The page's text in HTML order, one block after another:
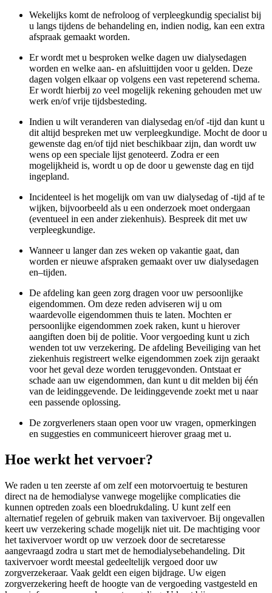
Wekelijks komt de nefroloog of verpleegkundig specialist bij
u langs tijdens de behandeling en, indien nodig, kan een extra
afspraak gemaakt worden.
Er wordt met u besproken welke dagen uw dialysedagen
worden en welke aan- en afsluittijden voor u gelden. Deze
dagen volgen elkaar op volgens een vast repeterend schema.
Er wordt hierbij zo veel mogelijk rekening gehouden met uw
werk en/of vrije tijdsbesteding.
Indien u wilt veranderen van dialysedag en/of -tijd dan kunt u
dit altijd bespreken met uw verpleegkundige. Mocht de door u
gewenste dag en/of tijd niet beschikbaar zijn, dan wordt uw
wens op een speciale lijst genoteerd. Zodra er een
mogelijkheid is, wordt u op de door u gewenste dag en tijd
ingepland.
Incidenteel is het mogelijk om van uw dialysedag of -tijd af te
wijken, bijvoorbeeld als u een onderzoek moet ondergaan
(eventueel in een ander ziekenhuis). Bespreek dit met uw
verpleegkundige.
Wanneer u langer dan zes weken op vakantie gaat, dan
worden er nieuwe afspraken gemaakt over uw dialysedagen
en–tijden.
De afdeling kan geen zorg dragen voor uw persoonlijke
eigendommen. Om deze reden adviseren wij u om
waardevolle eigendommen thuis te laten. Mochten er
persoonlijke eigendommen zoek raken, kunt u hierover
aangiften doen bij de politie. Voor vergoeding kunt u zich
wenden tot uw verzekering. De afdeling Beveiliging van het
ziekenhuis registreert welke eigendommen zoek zijn geraakt
voor het geval deze worden teruggevonden. Ontstaat er
schade aan uw eigendommen, dan kunt u dit melden bij één
van de leidinggevende. De leidinggevende zoekt met u naar
een passende oplossing.
De zorgverleners staan open voor uw vragen, opmerkingen
en suggesties en communiceert hierover graag met u.
Hoe werkt het vervoer?
We raden u ten zeerste af om zelf een motorvoertuig te besturen
direct na de hemodialyse vanwege mogelijke complicaties die
kunnen optreden zoals een bloedrukdaling. U kunt zelf een
alternatief regelen of gebruik maken van taxivervoer. Bij ongevallen
keert uw verzekering schade mogelijk niet uit. De machtiging voor
het taxivervoer wordt op uw verzoek door de secretaresse
aangevraagd zodra u start met de hemodialysebehandeling. Dit
taxivervoer wordt meestal gedeeltelijk vergoed door uw
zorgverzekeraar. Vaak geldt een eigen bijdrage. Uw eigen
zorgverzekering heeft de hoogte van de vergoeding vastgesteld en